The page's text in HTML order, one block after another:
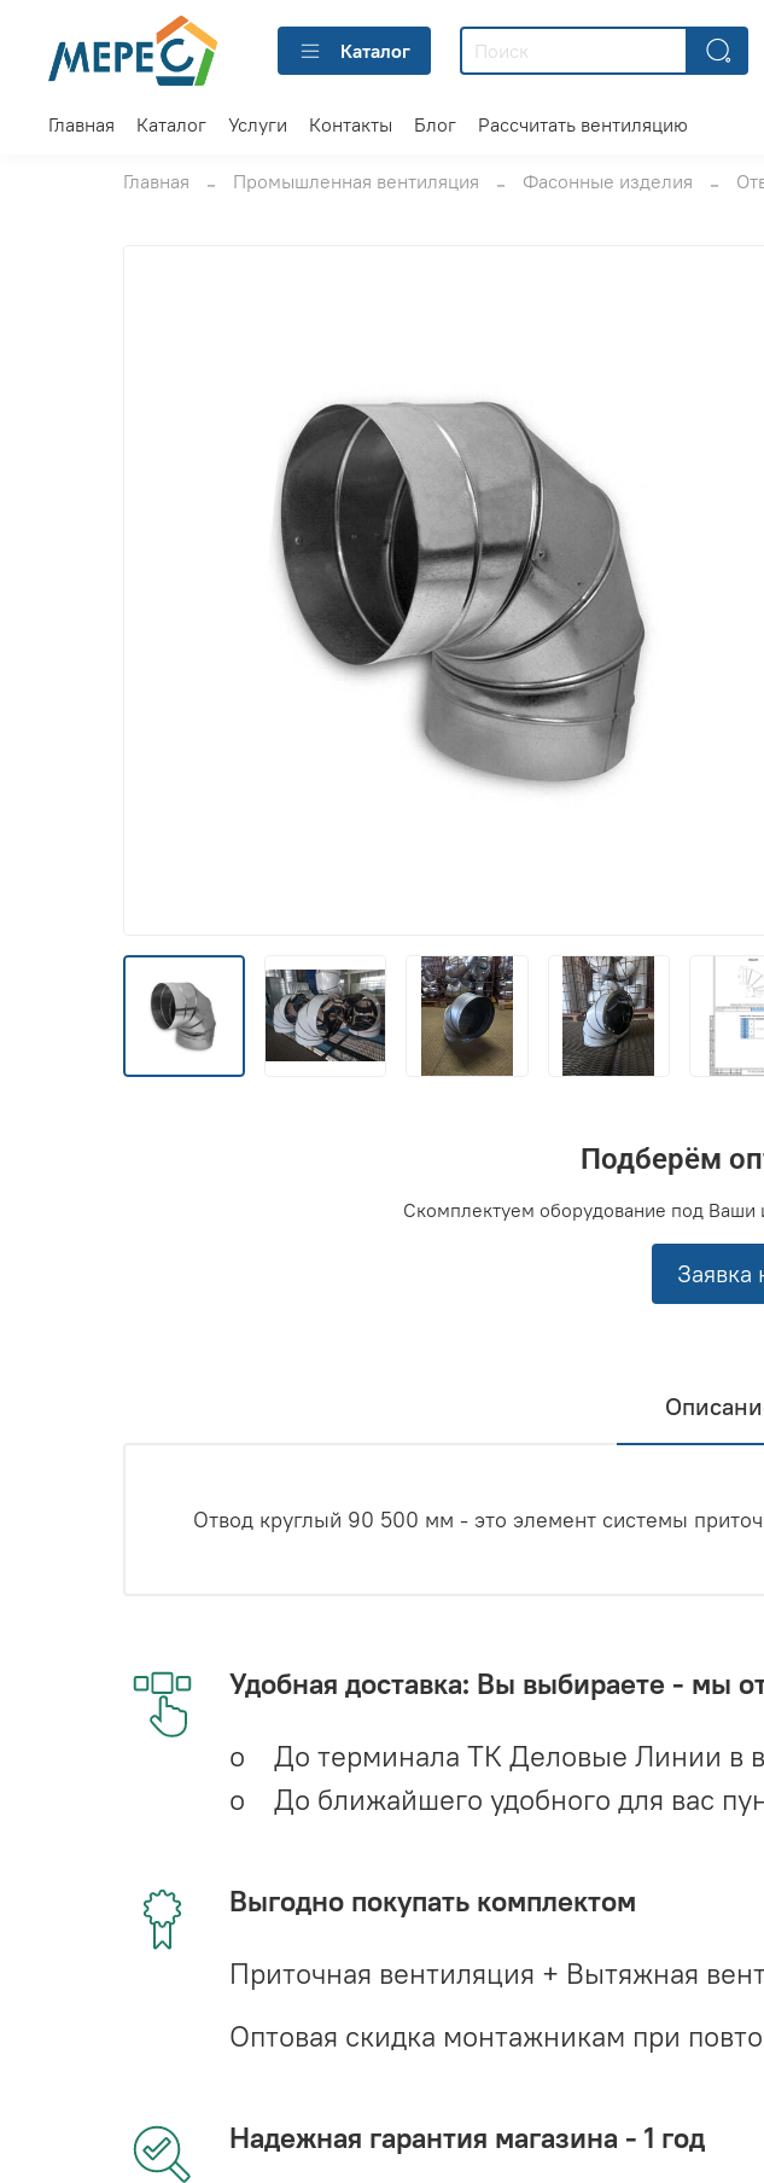
Каталог
Главная Каталог Услуги Контакты Блог Рассчитать вентиляцию
Главная Промышленная вентиляция Фасонные изделия
Подберём
Скомплектуем оборудование под
Заявка
Отвод круглый 90 500 мм - это элемент системы
Удобная доставка: Вы выбираете - мы
o До терминала ТК Деловые Линии в
o До ближайшего удобного для вас
Выгодно покупать комплектом
Приточная вентиляция + Вытяжная
Оптовая скидка монтажникам при
Надежная гарантия магазина - 1 год